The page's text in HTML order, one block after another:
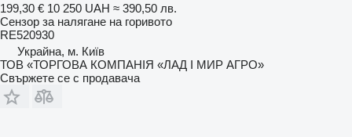
199,30 € 10 250 UAH ≈ 390,50 лв.
Сензор за налягане на горивото
RE520930
Украйна, м. Київ
ТОВ «ТОРГОВА КОМПАНІЯ «ЛАД І МИР АГРО»
Свържете се с продавача